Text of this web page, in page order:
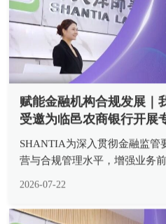
赋能金融机构合规发展｜
受邀为临邑农商银行开展
SHANTIA为深入贯彻金融监管
营与合规管理水平，增强业务
2026-07-22